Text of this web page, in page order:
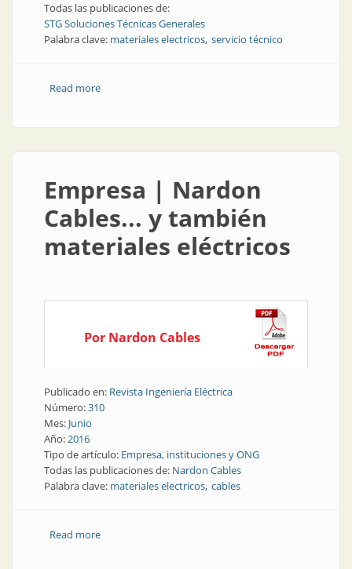
Todas las publicaciones de:
STG Soluciones Técnicas Generales
Palabra clave: materiales electricos servicio técnico
Read moreabout Empresa | Todos los días, una “miniBIEL”
Empresa | Nardon
Cables... y también
materiales eléctricos
Por Nardon Cables
Publicado en: Revista Ingeniería Eléctrica
Número:310
Mes: Junio
Año:2016
Tipo de artículo: Empresa, instituciones y ONG
Todas las publicaciones de: Nardon Cables
Palabra clave: materiales electricos cables
Read moreabout Empresa | Nardon Cables... y también